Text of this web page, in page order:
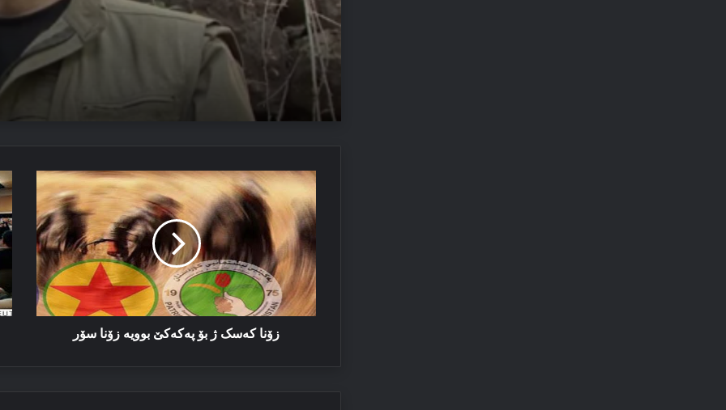
06/08/2026
دەمیرتاش: ئەم دەولەتێ ناخوازن دەولەت ل پێشییا
پەیاما سەرۆک نێچیرڤان بارزانی د سالڤەگەرازۆنا
کەسک
ژ
بۆ
پەکەکێ
بوویە
زۆنا
سۆر
زۆنا کەسک ژ بۆ پەکەکێ بوویە زۆنا سۆر